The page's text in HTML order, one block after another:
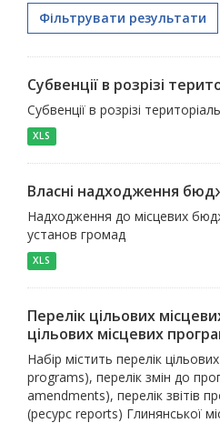
Фільтрувати результати
Субвенції в розрізі
Субвенції в розрізі
XLS
Власні надходження
Надходження до місцевих
установ громад
XLS
Перелік цільових
цільових місцевих
Набір містить перелік
programs), перелік змін до
amendments), перелік звітів
(ресурс reports) Глинянської